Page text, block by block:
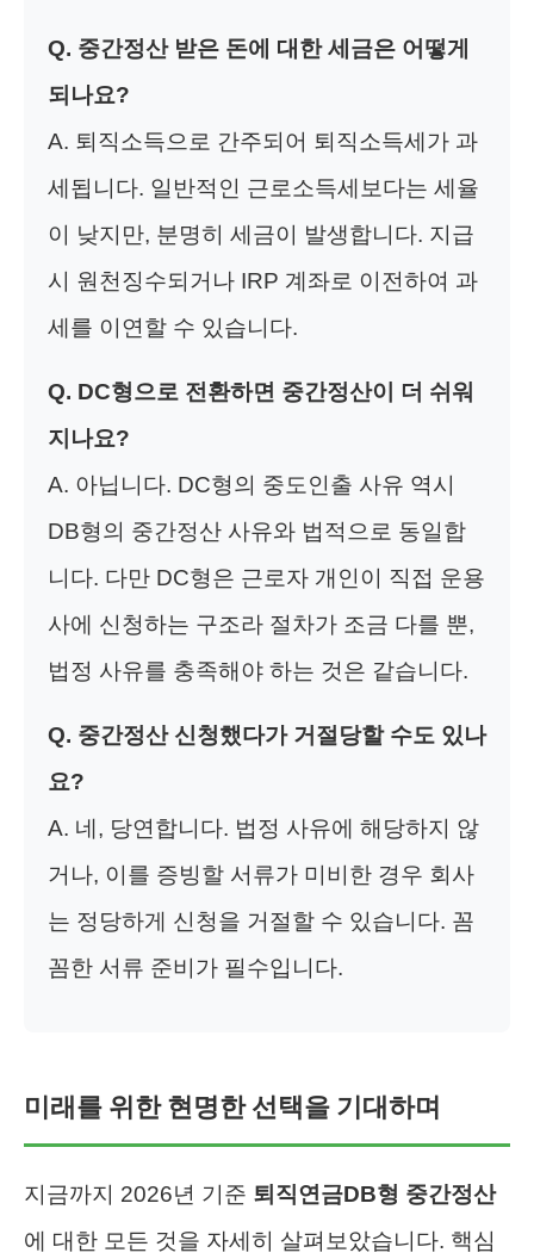
Q. 중간정산 받은 돈에 대한 세금은 어떻게
되나요?
A. 퇴직소득으로 간주되어 퇴직소득세가 과
세됩니다. 일반적인 근로소득세보다는 세율
이 낮지만, 분명히 세금이 발생합니다. 지급
시 원천징수되거나 IRP 계좌로 이전하여 과
세를 이연할 수 있습니다.
Q. DC형으로 전환하면 중간정산이 더 쉬워
지나요?
A. 아닙니다. DC형의 중도인출 사유 역시
DB형의 중간정산 사유와 법적으로 동일합
니다. 다만 DC형은 근로자 개인이 직접 운용
사에 신청하는 구조라 절차가 조금 다를 뿐,
법정 사유를 충족해야 하는 것은 같습니다.
Q. 중간정산 신청했다가 거절당할 수도 있나
요?
A. 네, 당연합니다. 법정 사유에 해당하지 않
거나, 이를 증빙할 서류가 미비한 경우 회사
는 정당하게 신청을 거절할 수 있습니다. 꼼
꼼한 서류 준비가 필수입니다.
미래를 위한 현명한 선택을 기대하며
지금까지 2026년 기준 퇴직연금DB형 중간정산
에 대한 모든 것을 자세히 살펴보았습니다. 핵심